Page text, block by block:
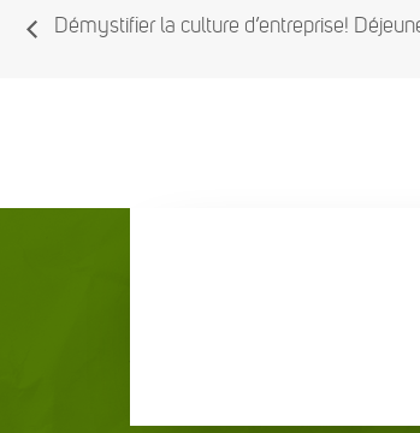
Démystifier la culture d’entreprise!